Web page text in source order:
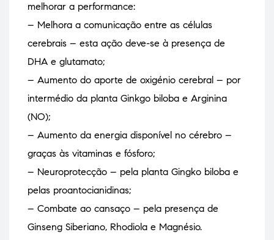
melhorar a performance:
– Melhora a comunicação entre as células
cerebrais – esta ação deve-se à presença de
DHA e glutamato;
– Aumento do aporte de oxigénio cerebral – por
intermédio da planta Ginkgo biloba e Arginina
(NO);
– Aumento da energia disponível no cérebro –
graças às vitaminas e fósforo;
– Neuroprotecção – pela planta Gingko biloba e
pelas proantocianidinas;
– Combate ao cansaço – pela presença de
Ginseng Siberiano, Rhodiola e Magnésio.